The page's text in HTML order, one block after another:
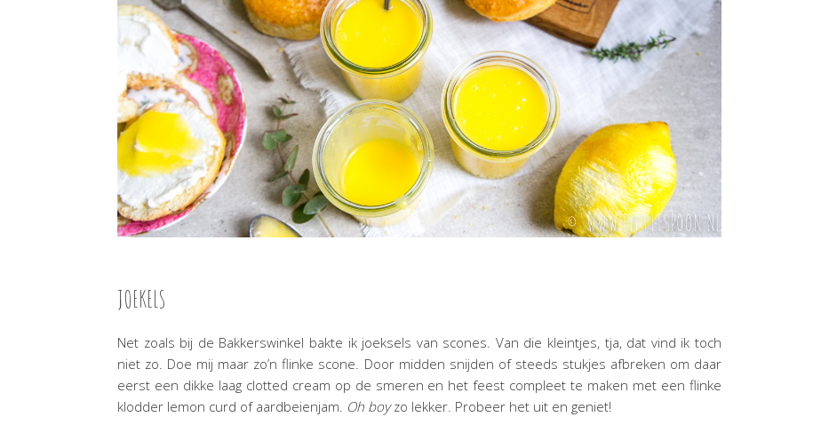
JOEKELS
Net zoals bij de Bakkerswinkel bakte ik joeksels van scones. Van die kleintjes, tja, dat vind ik toch
niet zo. Doe mij maar zo’n flinke scone. Door midden snijden of steeds stukjes afbreken om daar
eerst een dikke laag clotted cream op de smeren en het feest compleet te maken met een flinke
klodder lemon curd of aardbeienjam. Oh boyzo lekker. Probeer het uit en geniet!